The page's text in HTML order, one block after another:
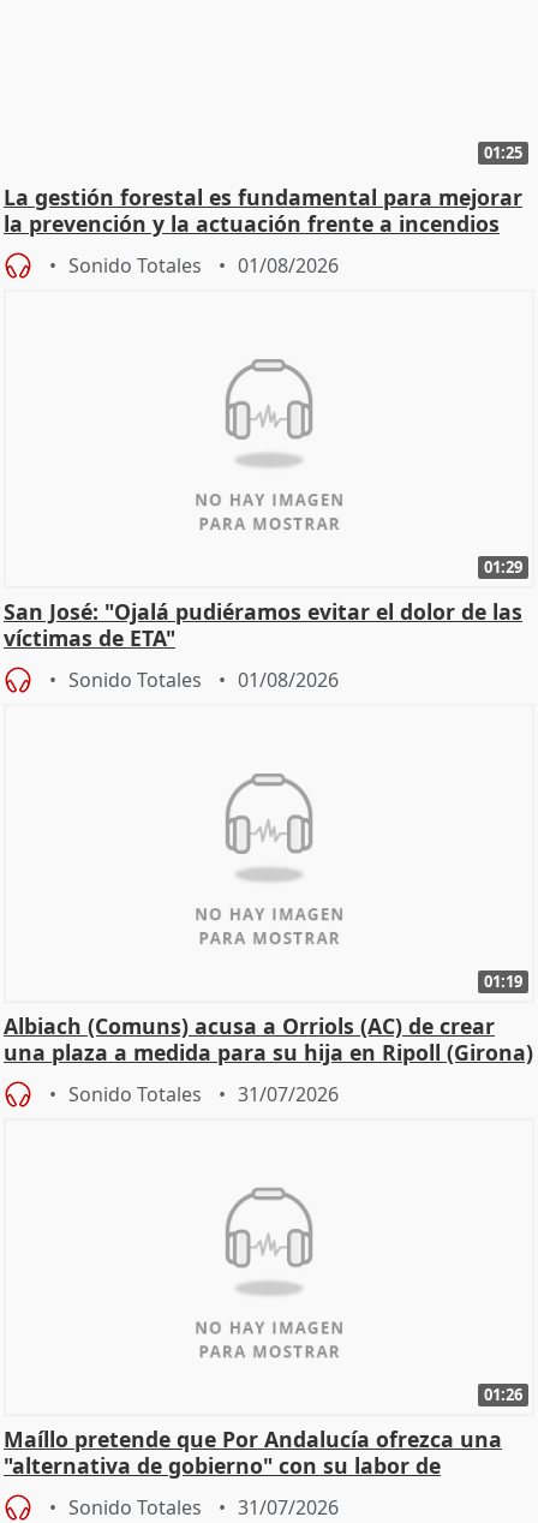
01:25
La gestión forestal es fundamental para mejorar
la prevención y la actuación frente a incendios
Sonido Totales 01/08/2026
01:29
San José: "Ojalá pudiéramos evitar el dolor de las
víctimas de ETA"
Sonido Totales 01/08/2026
01:19
Albiach (Comuns) acusa a Orriols (AC) de crear
una plaza a medida para su hija en Ripoll (Girona)
Sonido Totales 31/07/2026
01:26
Maíllo pretende que Por Andalucía ofrezca una
"alternativa de gobierno" con su labor de
oposición
Sonido Totales 31/07/2026